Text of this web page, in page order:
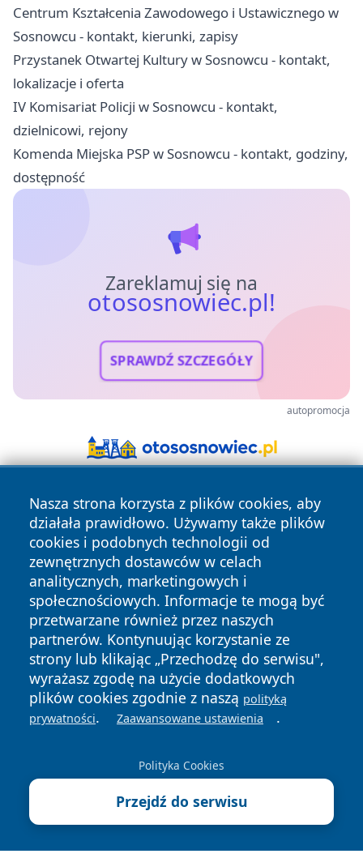
Centrum Kształcenia Zawodowego i Ustawicznego w
Sosnowcu - kontakt, kierunki, zapisy
Przystanek Otwartej Kultury w Sosnowcu - kontakt,
lokalizacje i oferta
IV Komisariat Policji w Sosnowcu - kontakt,
dzielnicowi, rejony
Komenda Miejska PSP w Sosnowcu - kontakt, godziny,
dostępność
Zareklamuj się na
otososnowiec.pl!
SPRAWDŹ SZCZEGÓŁY
autopromocja
Nasza strona korzysta z plików cookies, aby
działała prawidłowo. Używamy także plików
cookies i podobnych technologii od
zewnętrznych dostawców w celach
analitycznych, marketingowych i
społecznościowych. Informacje te mogą być
przetwarzane również przez naszych
partnerów. Kontynuując korzystanie ze
strony lub klikając „Przechodzę do serwisu",
wyrażasz zgodę na użycie dodatkowych
plików cookies zgodnie z naszą polityką
prywatności. Zaawansowane ustawienia .
Polityka Cookies
Przejdź do serwisu
Copyright © 2026 otososnowiec.pl Wszystkie prawa
zastrzeżone.
News Autorzy
Polityka
Prywatności
Polityka
Cookies